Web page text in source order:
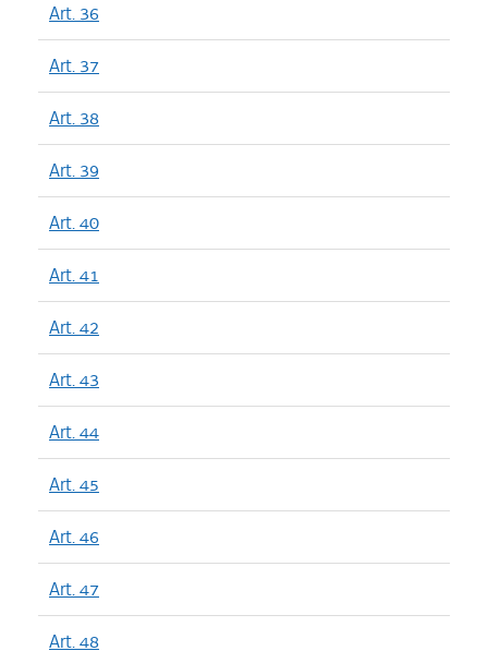
Art. 36
Art. 37
Art. 38
Art. 39
Art. 40
Art. 41
Art. 42
Art. 43
Art. 44
Art. 45
Art. 46
Art. 47
Art. 48